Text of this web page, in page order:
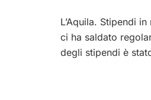
L’Aquila. Stipendi
ci ha saldato
degli stipendi è